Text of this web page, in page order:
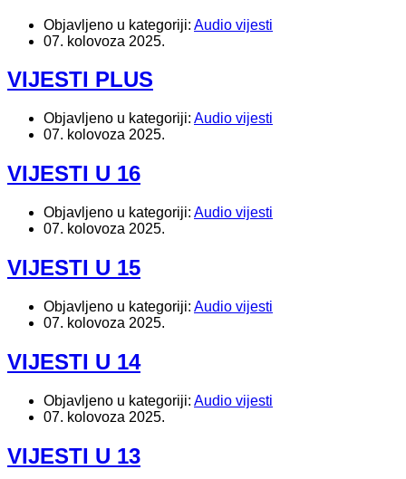
Objavljeno u kategoriji: Audio vijesti
07. kolovoza 2025.
VIJESTI PLUS
Objavljeno u kategoriji: Audio vijesti
07. kolovoza 2025.
VIJESTI U 16
Objavljeno u kategoriji: Audio vijesti
07. kolovoza 2025.
VIJESTI U 15
Objavljeno u kategoriji: Audio vijesti
07. kolovoza 2025.
VIJESTI U 14
Objavljeno u kategoriji: Audio vijesti
07. kolovoza 2025.
VIJESTI U 13